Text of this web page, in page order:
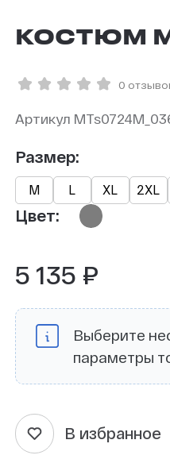
КОСТЮМ
0
Артикул
Размер:
М L XL 2XL
Цвет:
5 135 ₽
Выберите
параметры
В избранное